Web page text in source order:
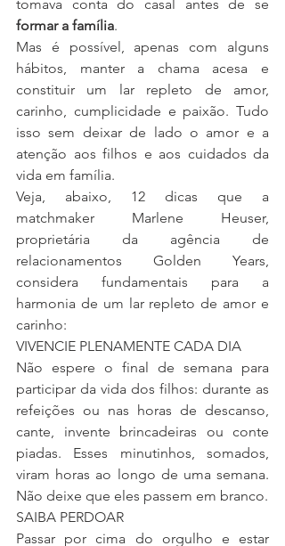
formar a família.
Mas é possível, apenas com alguns
hábitos, manter a chama acesa e
constituir um lar repleto de amor,
carinho, cumplicidade e paixão. Tudo
isso sem deixar de lado o amor e a
atenção aos filhos e aos cuidados da
vida em família.
Veja, abaixo, 12 dicas que a
matchmaker Marlene Heuser,
proprietária da agência de
relacionamentos Golden Years,
considera fundamentais para a
harmonia de um lar repleto de amor e
carinho:
VIVENCIE PLENAMENTE CADA DIA
Não espere o final de semana para
participar da vida dos filhos: durante as
refeições ou nas horas de descanso,
cante, invente brincadeiras ou conte
piadas. Esses minutinhos, somados,
viram horas ao longo de uma semana.
Não deixe que eles passem em branco.
SAIBA PERDOAR
Passar por cima do orgulho e estar